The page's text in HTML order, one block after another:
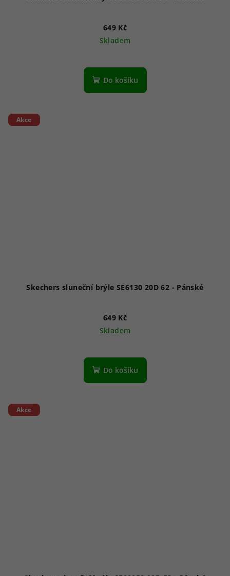
649 Kč
Skladem
Do košíku
Akce
Skechers sluneční brýle SE6130 20D 62 - Pánské
649 Kč
Skladem
Do košíku
Akce